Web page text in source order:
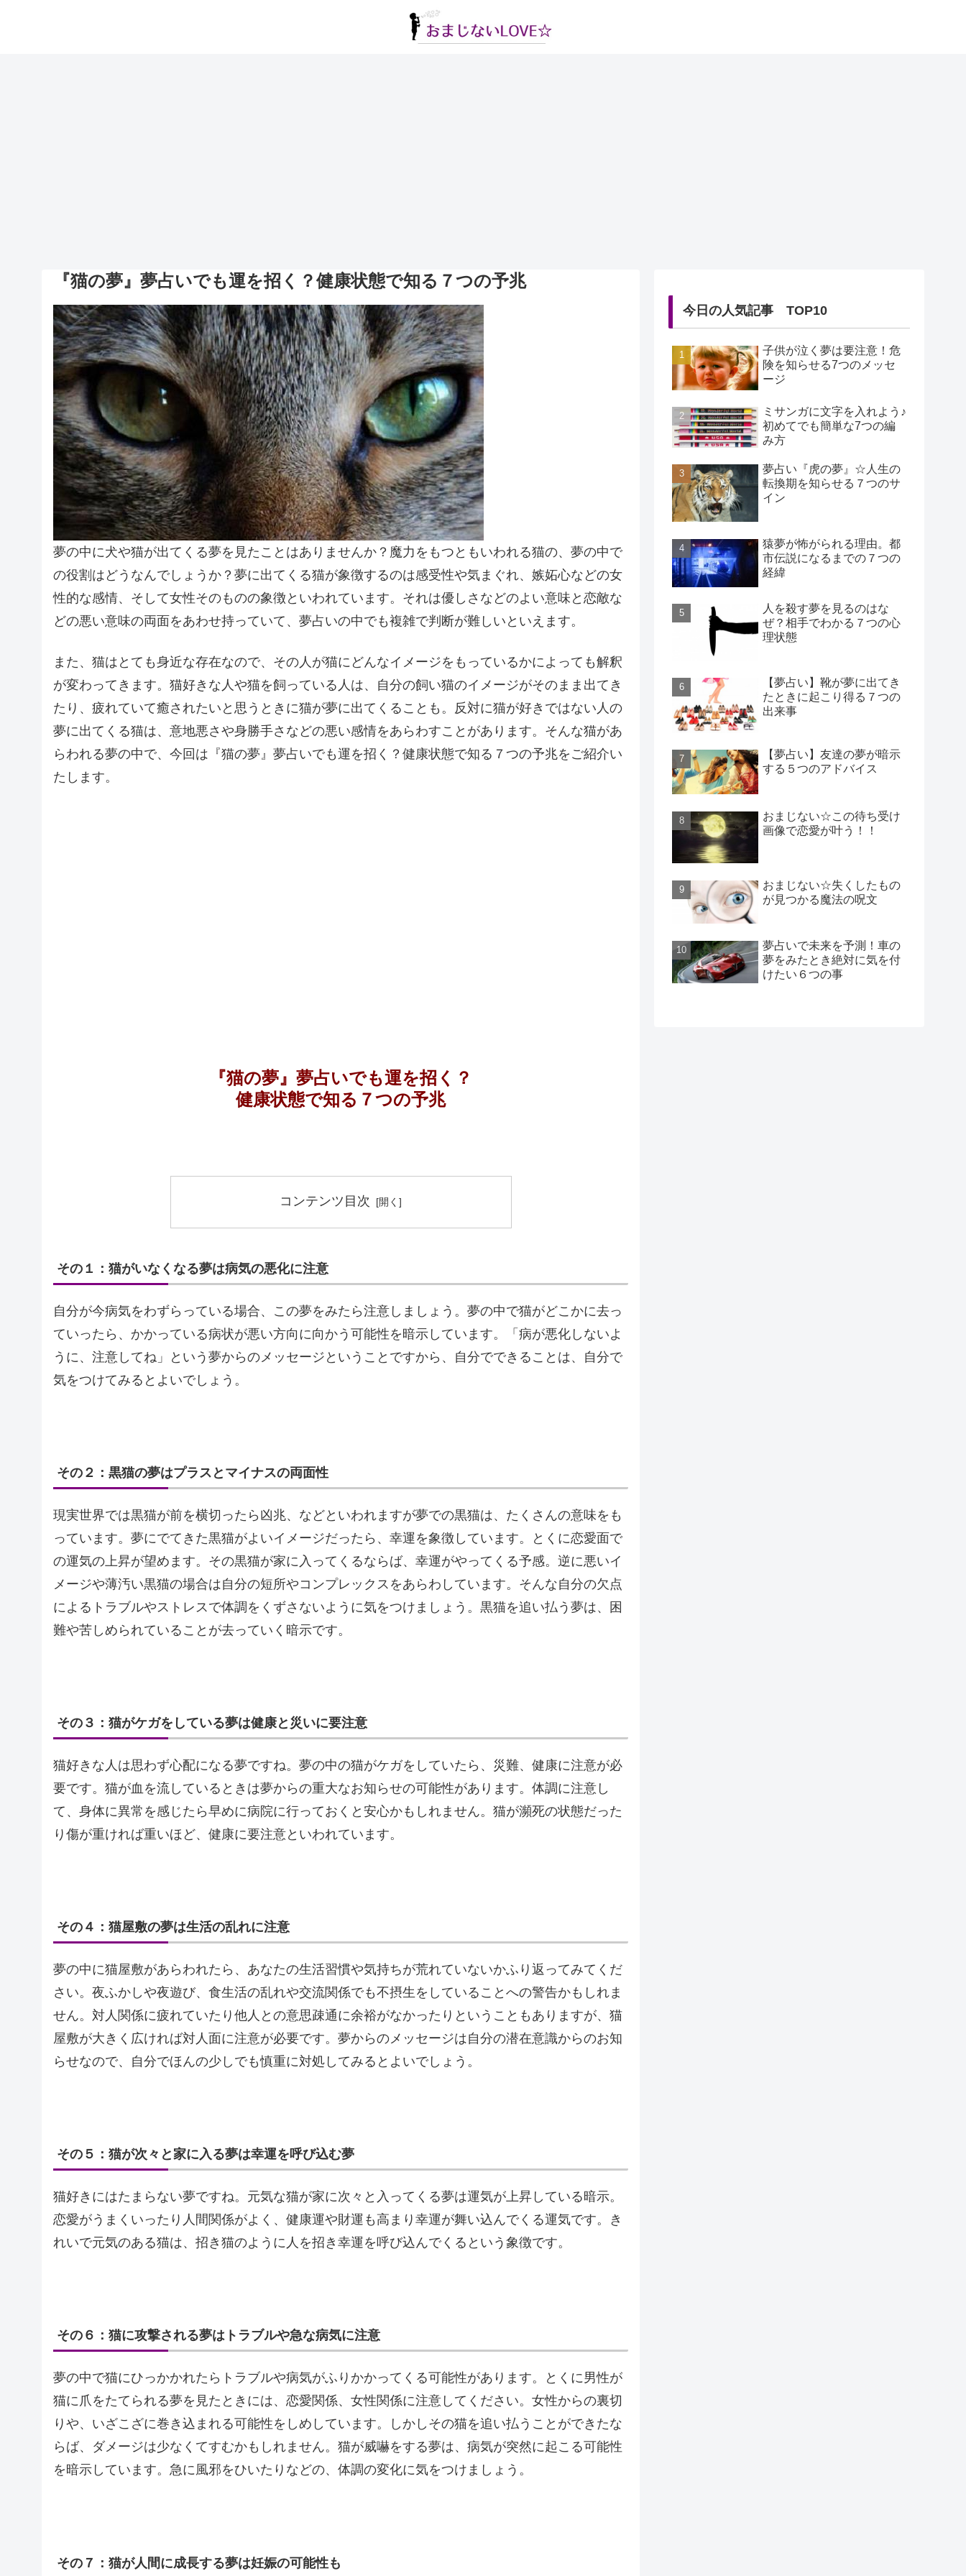
『猫の夢』夢占いでも運を招く？健康状態で知る７つの予兆
夢の中に犬や猫が出てくる夢を見たことはありませんか？魔力をもつともいわれる猫の、夢の中で
の役割はどうなんでしょうか？夢に出てくる猫が象徴するのは感受性や気まぐれ、嫉妬心などの女
性的な感情、そして女性そのものの象徴といわれています。それは優しさなどのよい意味と恋敵な
どの悪い意味の両面をあわせ持っていて、夢占いの中でも複雑で判断が難しいといえます。
また、猫はとても身近な存在なので、その人が猫にどんなイメージをもっているかによっても解釈
が変わってきます。猫好きな人や猫を飼っている人は、自分の飼い猫のイメージがそのまま出てき
たり、疲れていて癒されたいと思うときに猫が夢に出てくることも。反対に猫が好きではない人の
夢に出てくる猫は、意地悪さや身勝手さなどの悪い感情をあらわすことがあります。そんな猫があ
らわれる夢の中で、今回は『猫の夢』夢占いでも運を招く？健康状態で知る７つの予兆をご紹介い
たします。
『猫の夢』夢占いでも運を招く？
健康状態で知る７つの予兆
コンテンツ目次
その１：猫がいなくなる夢は病気の悪化に注意
自分が今病気をわずらっている場合、この夢をみたら注意しましょう。夢の中で猫がどこかに去っ
ていったら、かかっている病状が悪い方向に向かう可能性を暗示しています。「病が悪化しないよ
うに、注意してね」という夢からのメッセージということですから、自分でできることは、自分で
気をつけてみるとよいでしょう。
その２：黒猫の夢はプラスとマイナスの両面性
現実世界では黒猫が前を横切ったら凶兆、などといわれますが夢での黒猫は、たくさんの意味をも
っています。夢にでてきた黒猫がよいイメージだったら、幸運を象徴しています。とくに恋愛面で
の運気の上昇が望めます。その黒猫が家に入ってくるならば、幸運がやってくる予感。逆に悪いイ
メージや薄汚い黒猫の場合は自分の短所やコンプレックスをあらわしています。そんな自分の欠点
によるトラブルやストレスで体調をくずさないように気をつけましょう。黒猫を追い払う夢は、困
難や苦しめられていることが去っていく暗示です。
その３：猫がケガをしている夢は健康と災いに要注意
猫好きな人は思わず心配になる夢ですね。夢の中の猫がケガをしていたら、災難、健康に注意が必
要です。猫が血を流しているときは夢からの重大なお知らせの可能性があります。体調に注意し
て、身体に異常を感じたら早めに病院に行っておくと安心かもしれません。猫が瀕死の状態だった
り傷が重ければ重いほど、健康に要注意といわれています。
その４：猫屋敷の夢は生活の乱れに注意
夢の中に猫屋敷があらわれたら、あなたの生活習慣や気持ちが荒れていないかふり返ってみてくだ
さい。夜ふかしや夜遊び、食生活の乱れや交流関係でも不摂生をしていることへの警告かもしれま
せん。対人関係に疲れていたり他人との意思疎通に余裕がなかったりということもありますが、猫
屋敷が大きく広ければ対人面に注意が必要です。夢からのメッセージは自分の潜在意識からのお知
らせなので、自分でほんの少しでも慎重に対処してみるとよいでしょう。
その５：猫が次々と家に入る夢は幸運を呼び込む夢
猫好きにはたまらない夢ですね。元気な猫が家に次々と入ってくる夢は運気が上昇している暗示。
恋愛がうまくいったり人間関係がよく、健康運や財運も高まり幸運が舞い込んでくる運気です。き
れいで元気のある猫は、招き猫のように人を招き幸運を呼び込んでくるという象徴です。
その６：猫に攻撃される夢はトラブルや急な病気に注意
夢の中で猫にひっかかれたらトラブルや病気がふりかかってくる可能性があります。とくに男性が
猫に爪をたてられる夢を見たときには、恋愛関係、女性関係に注意してください。女性からの裏切
りや、いざこざに巻き込まれる可能性をしめしています。しかしその猫を追い払うことができたな
らば、ダメージは少なくてすむかもしれません。猫が威嚇をする夢は、病気が突然に起こる可能性
を暗示しています。急に風邪をひいたりなどの、体調の変化に気をつけましょう。
その７：猫が人間に成長する夢は妊娠の可能性も
今日の人気記事 TOP10
子供が泣く夢は要注意！危
険を知らせる7つのメッセ
ージ
ミサンガに文字を入れよう♪
初めてでも簡単な7つの編
み方
夢占い『虎の夢』☆人生の
転換期を知らせる７つのサ
イン
猿夢が怖がられる理由。都
市伝説になるまでの７つの
経緯
人を殺す夢を見るのはな
ぜ？相手でわかる７つの心
理状態
【夢占い】靴が夢に出てき
たときに起こり得る７つの
出来事
【夢占い】友達の夢が暗示
する５つのアドバイス
おまじない☆この待ち受け
画像で恋愛が叶う！！
おまじない☆失くしたもの
が見つかる魔法の呪文
夢占いで未来を予測！車の
夢をみたとき絶対に気を付
けたい６つの事